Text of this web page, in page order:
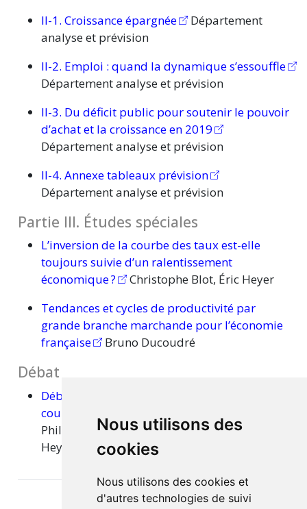
Nous utilisons des
cookies
Nous utilisons des cookies et
d'autres technologies de suivi
II-1. Croissance épargnée
Département
analyse et prévision
II-2. Emploi : quand la dynamique s’essouffle
Département analyse et prévision
II-3. Du déficit public pour soutenir le pouvoir
d’achat et la croissance en 2019
Département analyse et prévision
II-4. Annexe tableaux prévision
Département analyse et prévision
Partie III. Études spéciales
L’inversion de la courbe des taux est-elle
toujours suivie d’un ralentissement
économique ?
Christophe Blot, Éric Heyer
Tendances et cycles de productivité par
grande branche marchande pour l’économie
française
Bruno Ducoudré
Débat
Débat sur les perspectives économiques à
court terme d’avril 2019
Philippe Waechter, Christophe Blot, Éric
Heyer, Xavier Ragot, Xavier Timbeau